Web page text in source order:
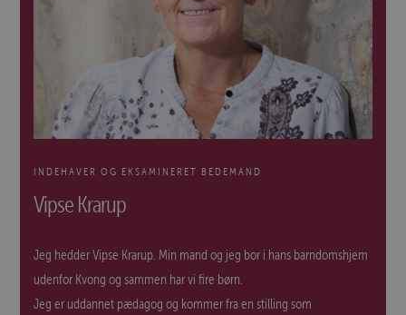
INDEHAVER OG EKSAMINERET BEDEMAND
Vipse Krarup
Jeg hedder Vipse Krarup. Min mand og jeg bor i hans barndomshjem
udenfor Kvong og sammen har vi fire børn.
Jeg er uddannet pædagog og kommer fra en stilling som